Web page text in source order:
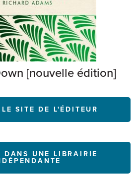
[nouvelle édition]
SITE DE L'ÉDITEUR
DANS UNE LIBRAIRIE